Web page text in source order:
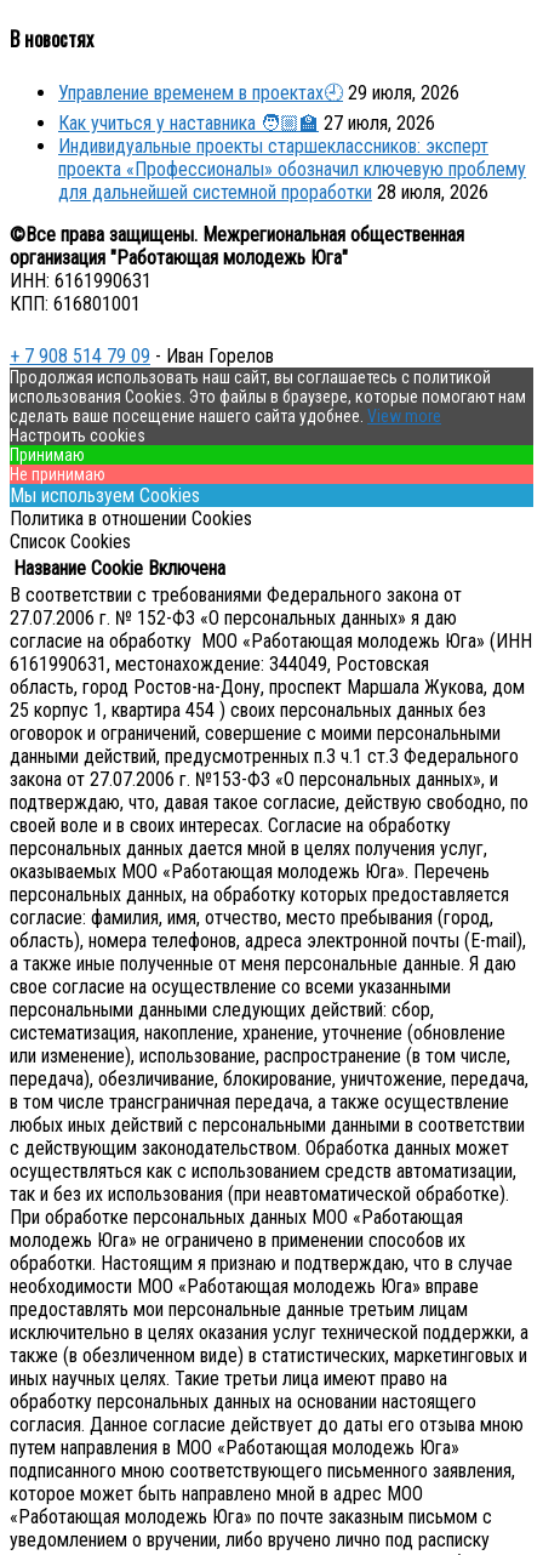
В новостях
Управление временем в проектах🕘 29 июля, 2026
Как учиться у наставника 🧑🏼‍🏫 27 июля, 2026
Индивидуальные проекты старшеклассников: эксперт
проекта «Профессионалы» обозначил ключевую проблему
для дальнейшей системной проработки 28 июля, 2026
©Все права защищены. Межрегиональная общественная
организация "Работающая молодежь Юга"
ИНН: 6161990631
КПП: 616801001
+ 7 908 514 79 09 - Иван Горелов
Продолжая использовать наш сайт, вы соглашаетесь с политикой
использования Cookies. Это файлы в браузере, которые помогают нам
сделать ваше посещение нашего сайта удобнее. View more
Настроить cookies
Принимаю
Не принимаю
Мы используем Cookies
Политика в отношении Cookies
Список Cookies
Название Cookie Включена
В соответствии с требованиями Федерального закона от
27.07.2006 г. № 152-ФЗ «О персональных данных» я даю
согласие на обработку МОО «Работающая молодежь Юга» (ИНН
6161990631, местонахождение: 344049, Ростовская
область, город Ростов-на-Дону, проспект Маршала Жукова, дом
25 корпус 1, квартира 454 ) своих персональных данных без
оговорок и ограничений, совершение с моими персональными
данными действий, предусмотренных п.3 ч.1 ст.3 Федерального
закона от 27.07.2006 г. №153-ФЗ «О персональных данных», и
подтверждаю, что, давая такое согласие, действую свободно, по
своей воле и в своих интересах. Согласие на обработку
персональных данных дается мной в целях получения услуг,
оказываемых МОО «Работающая молодежь Юга». Перечень
персональных данных, на обработку которых предоставляется
согласие: фамилия, имя, отчество, место пребывания (город,
область), номера телефонов, адреса электронной почты (E-mail),
а также иные полученные от меня персональные данные. Я даю
свое согласие на осуществление со всеми указанными
персональными данными следующих действий: сбор,
систематизация, накопление, хранение, уточнение (обновление
или изменение), использование, распространение (в том числе,
передача), обезличивание, блокирование, уничтожение, передача,
в том числе трансграничная передача, а также осуществление
любых иных действий с персональными данными в соответствии
с действующим законодательством. Обработка данных может
осуществляться как с использованием средств автоматизации,
так и без их использования (при неавтоматической обработке).
При обработке персональных данных МОО «Работающая
молодежь Юга» не ограничено в применении способов их
обработки. Настоящим я признаю и подтверждаю, что в случае
необходимости МОО «Работающая молодежь Юга» вправе
предоставлять мои персональные данные третьим лицам
исключительно в целях оказания услуг технической поддержки, а
также (в обезличенном виде) в статистических, маркетинговых и
иных научных целях. Такие третьи лица имеют право на
обработку персональных данных на основании настоящего
согласия. Данное согласие действует до даты его отзыва мною
путем направления в МОО «Работающая молодежь Юга»
подписанного мною соответствующего письменного заявления,
которое может быть направлено мной в адрес МОО
«Работающая молодежь Юга» по почте заказным письмом с
уведомлением о вручении, либо вручено лично под расписку